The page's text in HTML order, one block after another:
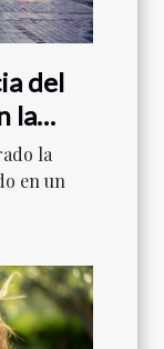
del
la
la
en un